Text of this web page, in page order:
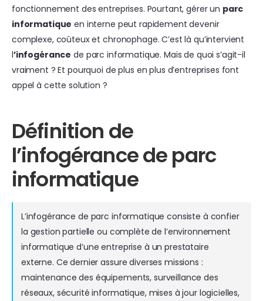
fonctionnement des entreprises. Pourtant, gérer un parc
informatique en interne peut rapidement devenir
complexe, coûteux et chronophage. C’est là qu’intervient
l’infogérance de parc informatique. Mais de quoi s’agit-il
vraiment ? Et pourquoi de plus en plus d’entreprises font
appel à cette solution ?
Définition de
l’infogérance de parc
informatique
L’infogérance de parc informatique consiste à confier
la gestion partielle ou complète de l’environnement
informatique d’une entreprise à un prestataire
externe. Ce dernier assure diverses missions :
maintenance des équipements, surveillance des
réseaux, sécurité informatique, mises à jour logicielles,